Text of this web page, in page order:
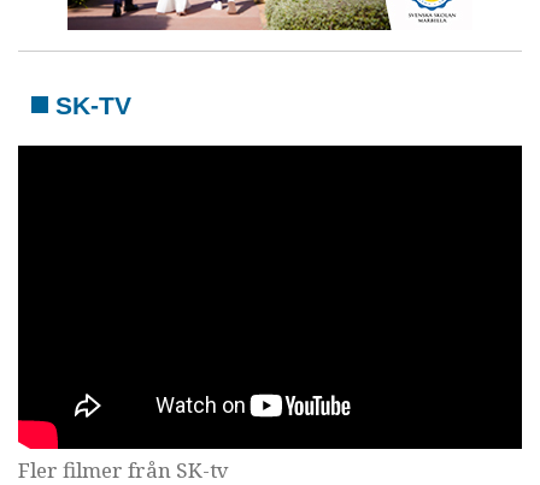
SK-TV
Fler filmer från SK-tv